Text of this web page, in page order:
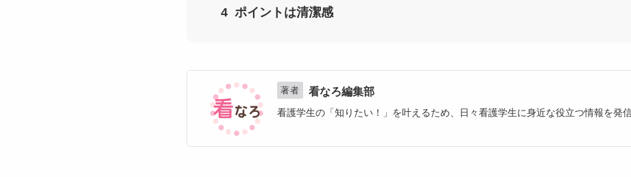
ポイントは清潔感
著者 看なろ編集部
看護学生の「知りたい！」を叶えるため、日々看護学生に身近な役立つ情報を発信